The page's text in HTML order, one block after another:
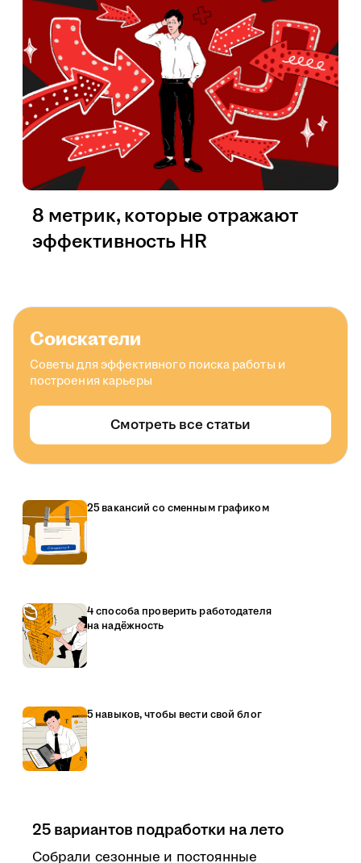
8 метрик, которые отражают
эффективность HR
Соискатели
Советы для эффективного поиска работы и
построения карьеры
Смотреть все статьи
25 вакансий со сменным графиком
4 способа проверить работодателя
на надёжность
5 навыков, чтобы вести свой блог
25 вариантов подработки на лето
Собрали сезонные и постоянные